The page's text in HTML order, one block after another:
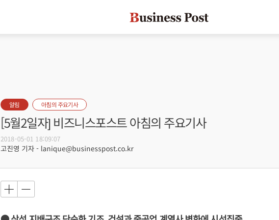
알림 아침의 주요기사
[5월2일자] 비즈니스포스트 아침의 주요기사
2018-05-01 18:09:07
고진영 기자 - lanique@businesspost.co.kr